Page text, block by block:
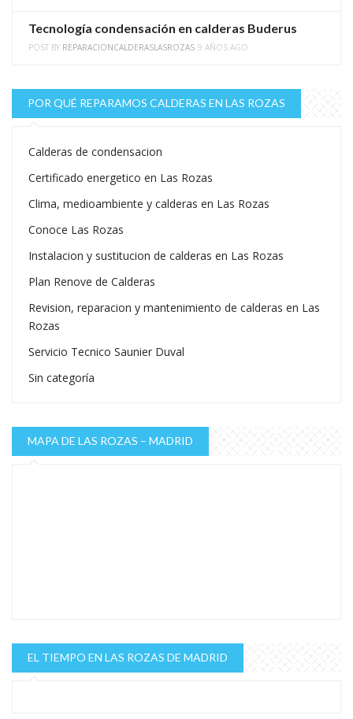
Tecnología condensación en calderas Buderus
POST BY REPARACIONCALDERASLASROZAS 9 AÑOS AGO
POR QUÉ REPARAMOS CALDERAS EN LAS ROZAS
Calderas de condensacion
Certificado energetico en Las Rozas
Clima, medioambiente y calderas en Las Rozas
Conoce Las Rozas
Instalacion y sustitucion de calderas en Las Rozas
Plan Renove de Calderas
Revision, reparacion y mantenimiento de calderas en Las
Rozas
Servicio Tecnico Saunier Duval
Sin categoría
MAPA DE LAS ROZAS – MADRID
EL TIEMPO EN LAS ROZAS DE MADRID